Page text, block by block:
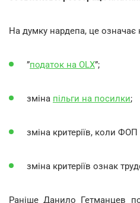
На думку нардепа, це означає
”податок на OLX”;
зміна пільги на посилки;
зміна критеріїв, коли
зміна критеріїв ознак
Раніше Данило Гетманцев